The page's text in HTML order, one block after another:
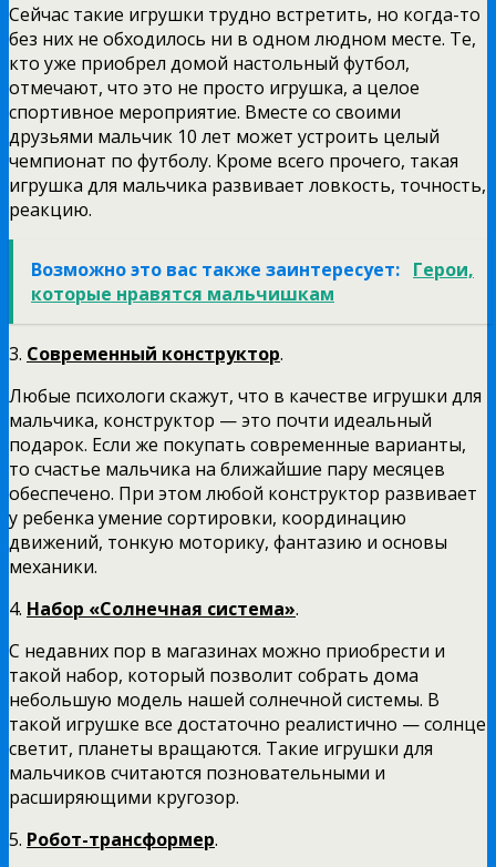
Сейчас такие игрушки трудно встретить, но когда-то
без них не обходилось ни в одном людном месте. Те,
кто уже приобрел домой настольный футбол,
отмечают, что это не просто игрушка, а целое
спортивное мероприятие. Вместе со своими
друзьями мальчик 10 лет может устроить целый
чемпионат по футболу. Кроме всего прочего, такая
игрушка для мальчика развивает ловкость, точность,
реакцию.
Возможно это вас также заинтересует: Герои,
которые нравятся мальчишкам
3. Современный конструктор.
Любые психологи скажут, что в качестве игрушки для
мальчика, конструктор — это почти идеальный
подарок. Если же покупать современные варианты,
то счастье мальчика на ближайшие пару месяцев
обеспечено. При этом любой конструктор развивает
у ребенка умение сортировки, координацию
движений, тонкую моторику, фантазию и основы
механики.
4. Набор «Солнечная система».
С недавних пор в магазинах можно приобрести и
такой набор, который позволит собрать дома
небольшую модель нашей солнечной системы. В
такой игрушке все достаточно реалистично — солнце
светит, планеты вращаются. Такие игрушки для
мальчиков считаются позновательными и
расширяющими кругозор.
5. Робот-трансформер.